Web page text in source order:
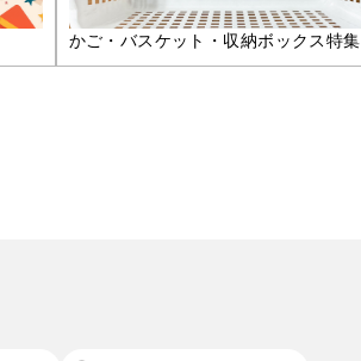
かご・バスケット・収納ボックス特集